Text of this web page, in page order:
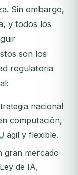
Sin embargo,
y todos los
son los
regulatoria
nacional
computación,
ágil y flexible.
gran mercado
de IA,